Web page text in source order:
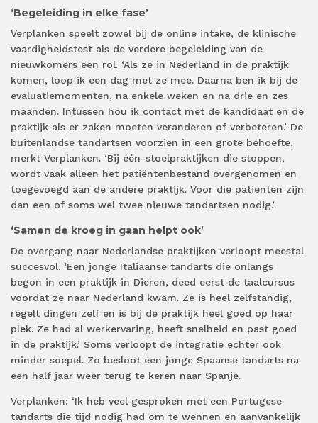
‘Begeleiding in elke fase’
Verplanken speelt zowel bij de online intake, de klinische
vaardigheidstest als de verdere begeleiding van de
nieuwkomers een rol. ‘Als ze in Nederland in de praktijk
komen, loop ik een dag met ze mee. Daarna ben ik bij de
evaluatiemomenten, na enkele weken en na drie en zes
maanden. Intussen hou ik contact met de kandidaat en de
praktijk als er zaken moeten veranderen of verbeteren.’ De
buitenlandse tandartsen voorzien in een grote behoefte,
merkt Verplanken. ‘Bij één-stoelpraktijken die stoppen,
wordt vaak alleen het patiëntenbestand overgenomen en
toegevoegd aan de andere praktijk. Voor die patiënten zijn
dan een of soms wel twee nieuwe tandartsen nodig.’
‘Samen de kroeg in gaan helpt ook’
De overgang naar Nederlandse praktijken verloopt meestal
succesvol. ‘Een jonge Italiaanse tandarts die onlangs
begon in een praktijk in Dieren, deed eerst de taalcursus
voordat ze naar Nederland kwam. Ze is heel zelfstandig,
regelt dingen zelf en is bij de praktijk heel goed op haar
plek. Ze had al werkervaring, heeft snelheid en past goed
in de praktijk.’ Soms verloopt de integratie echter ook
minder soepel. Zo besloot een jonge Spaanse tandarts na
een half jaar weer terug te keren naar Spanje.
Verplanken: ‘Ik heb veel gesproken met een Portugese
tandarts die tijd nodig had om te wennen en aanvankelijk